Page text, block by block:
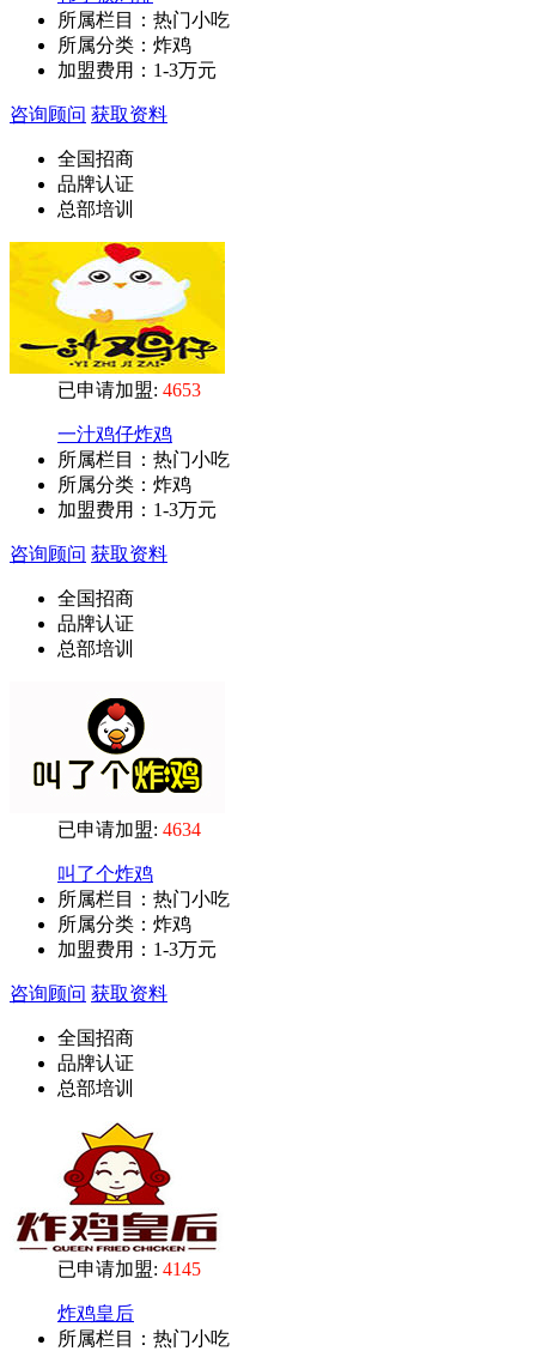
所属栏目：热门小吃
所属分类：炸鸡
加盟费用： 1-3万元
咨询顾问 获取资料
全国招商
品牌认证
总部培训
已申请加盟: 4653
一汁鸡仔炸鸡
所属栏目：热门小吃
所属分类：炸鸡
加盟费用： 1-3万元
咨询顾问 获取资料
全国招商
品牌认证
总部培训
已申请加盟: 4634
叫了个炸鸡
所属栏目：热门小吃
所属分类：炸鸡
加盟费用： 1-3万元
咨询顾问 获取资料
全国招商
品牌认证
总部培训
已申请加盟: 4145
炸鸡皇后
所属栏目：热门小吃